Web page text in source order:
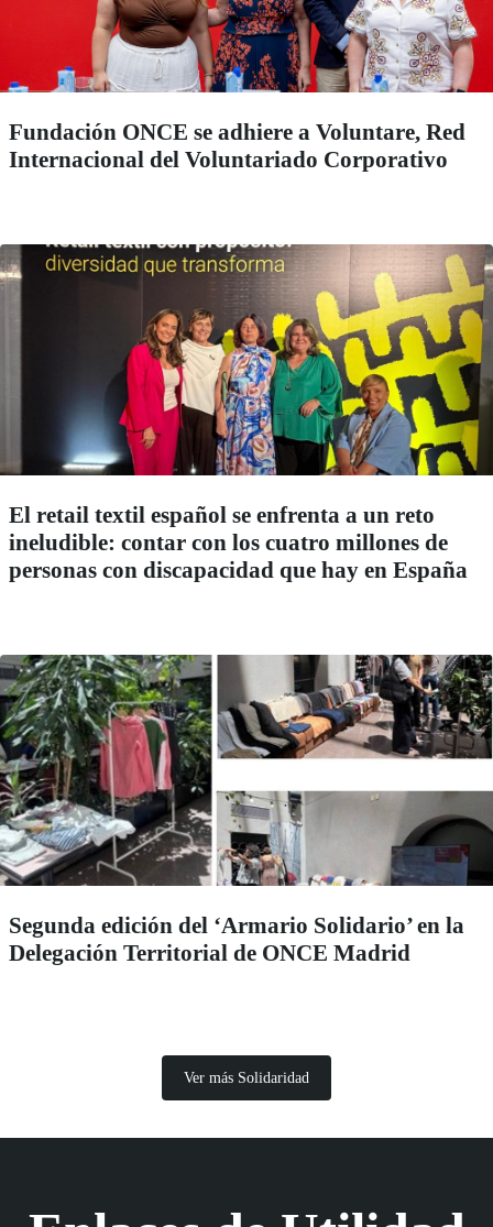
Fundación ONCE se adhiere a Voluntare, Red
Internacional del Voluntariado Corporativo
El retail textil español se enfrenta a un reto
ineludible: contar con los cuatro millones de
personas con discapacidad que hay en España
Segunda edición del ‘Armario Solidario’ en la
Delegación Territorial de ONCE Madrid
Ver más Solidaridad